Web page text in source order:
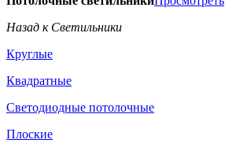
Назад к Светильники
Круглые
Квадратные
Светодиодные потолочные
Плоские